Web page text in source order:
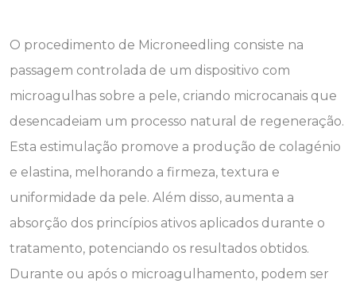
O procedimento de Microneedling consiste na
passagem controlada de um dispositivo com
microagulhas sobre a pele, criando microcanais que
desencadeiam um processo natural de regeneração.
Esta estimulação promove a produção de colagénio
e elastina, melhorando a firmeza, textura e
uniformidade da pele. Além disso, aumenta a
absorção dos princípios ativos aplicados durante o
tratamento, potenciando os resultados obtidos.
Durante ou após o microagulhamento, podem ser